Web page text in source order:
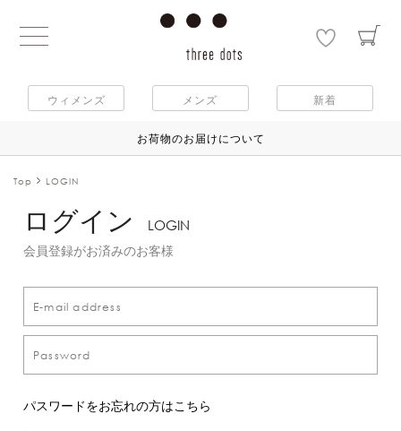
ウィメンズ メンズ 新着
お荷物のお届けについて
Top LOGIN
ログイン LOGIN
会員登録がお済みのお客様
パスワードをお忘れの方はこちら